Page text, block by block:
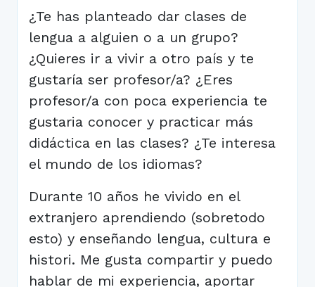
¿Te has planteado dar clases de
lengua a alguien o a un grupo?
¿Quieres ir a vivir a otro país y te
gustaría ser profesor/a? ¿Eres
profesor/a con poca experiencia te
gustaria conocer y practicar más
didáctica en las clases? ¿Te interesa
el mundo de los idiomas?
Durante 10 años he vivido en el
extranjero aprendiendo (sobretodo
esto) y enseñando lengua, cultura e
histori. Me gusta compartir y puedo
hablar de mi experiencia, aportar